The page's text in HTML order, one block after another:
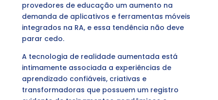
provedores de educação um aumento na
demanda de aplicativos e ferramentas móveis
integrados na RA, e essa tendência não deve
parar cedo.
A tecnologia de realidade aumentada está
intimamente associada a experiências de
aprendizado confiáveis, criativas e
transformadoras que possuem um registro